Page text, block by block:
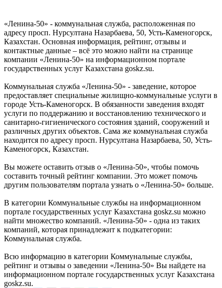
«Ленина-50» - коммунальная служба, расположенная по
адресу просп. Нурсултана Назарбаева, 50, Усть-Каменогорск,
Казахстан. Основная информация, рейтинг, отзывы и
контактные данные – всё это можно найти на странице
компании «Ленина-50» на информационном портале
государственных услуг Казахстана goskz.su.
Коммунальная служба «Ленина-50» - заведение, которое
предоставляет специальные жилищно-коммунальные услуги в
городе Усть-Каменогорск. В обязанности заведения входят
услуги по поддержанию и восстановлению технического и
санитарно-гигиенического состояния зданий, сооружений и
различных других объектов. Сама же коммунальная служба
находится по адресу просп. Нурсултана Назарбаева, 50, Усть-
Каменогорск, Казахстан.
Вы можете оставить отзыв о «Ленина-50», чтобы помочь
составить точный рейтинг компании. Это может помочь
другим пользователям портала узнать о «Ленина-50» больше.
В категории Коммунальные службы на информационном
портале государственных услуг Казахстана goskz.su можно
найти множество компаний. «Ленина-50» - одна из таких
компаний, которая принадлежит к подкатегории:
Коммунальная служба.
Всю информацию в категории Коммунальные службы,
рейтинг и отзывы о заведении «Ленина-50» Вы найдете на
информационном портале государственных услуг Казахстана
goskz.su.